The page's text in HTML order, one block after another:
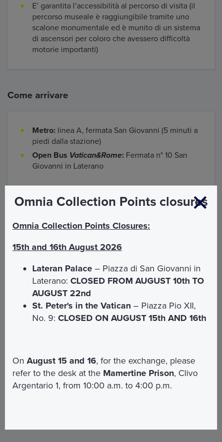
E’ garantita l’accessibilità al percorso di visita (il
percorso museale è raggiungibile tramite uno
scalone monumentale ed è munito di un sistema
di ascensori per coloro che avessero difficoltà
motorie importanti)
Come arrivare
Metro: linea A, fermata San Giovanni (5 minuti a
piedi dalla stazione)
Open Bus Vatican&Rome: Fermata n° 10 San
Giovanni in Laterano
Omnia Collection Points closures
Omnia Collection Points Closures:
15th and 16th August 2026
Lateran Palace – Piazza di San Giovanni in
Laterano:CLOSED FROM AUGUST 10th TO
AUGUST 22nd
St. Peter's in the Vatican – Piazza Pio XII,
No. 9:CLOSED ON AUGUST 15th AND 16th
OnAugust 15 and 16, for the exchange, please
refer to the desk at the Mamertine Prison, Clivo
Argentario 1, from 10:00 a.m. to 4:00 p.m.